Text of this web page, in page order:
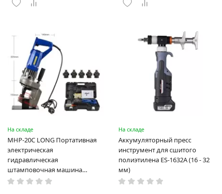
На складе
MHP-20C LONG Портативная
электрическая
гидравлическая
штамповочная машина
высокая мощность и мощный
На складе
Аккумуляторный пресс
инструмент для сшитого
полиэтилена ES-1632A (16 - 32
мм)